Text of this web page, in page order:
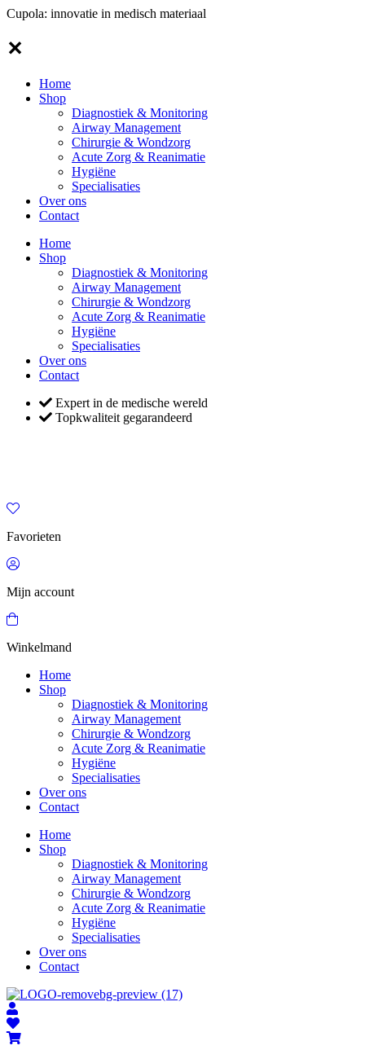
Ga
de
inhoud
Cupola: innovatie in medisch materiaal
✕
Home
Shop
Diagnostiek & Monitoring
Airway Management
Chirurgie & Wondzorg
Acute Zorg & Reanimatie
Hygiëne
Specialisaties
Over ons
Contact
Home
Shop
Diagnostiek & Monitoring
Airway Management
Chirurgie & Wondzorg
Acute Zorg & Reanimatie
Hygiëne
Specialisaties
Over ons
Contact
Expert in de medische wereld
Topkwaliteit gegarandeerd
Favorieten
Mijn account
Winkelmand
Home
Shop
Diagnostiek & Monitoring
Airway Management
Chirurgie & Wondzorg
Acute Zorg & Reanimatie
Hygiëne
Specialisaties
Over ons
Contact
Home
Shop
Diagnostiek & Monitoring
Airway Management
Chirurgie & Wondzorg
Acute Zorg & Reanimatie
Hygiëne
Specialisaties
Over ons
Contact